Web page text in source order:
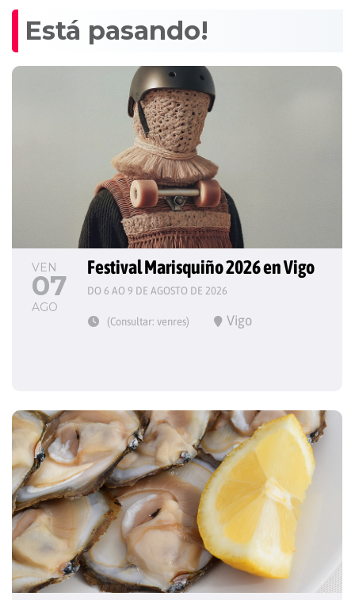
Está pasando!
VEN
07
AGO
Festival Marisquiño 2026 en Vigo
DO 6 AO 9 DE AGOSTO DE 2026
(Consultar: venres) Vigo